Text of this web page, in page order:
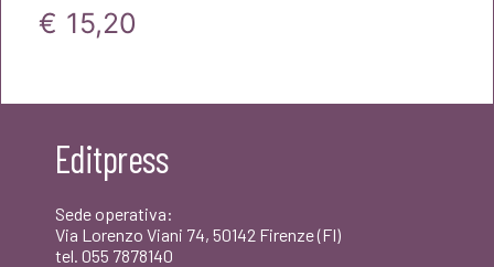
Il
originale
era:
€16,00.
€ 15,20
attuale
era:
è:
Editpress
Sede operativa:
Via Lorenzo Viani 74, 50142 Firenze (FI)
tel. 055 7878140